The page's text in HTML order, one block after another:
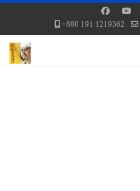
+880 191 1219362